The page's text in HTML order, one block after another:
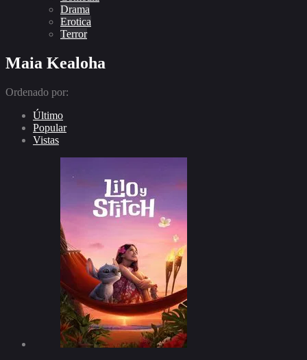
Drama
Erotica
Terror
Maia Kealoha
Ordenado por:
Último
Popular
Vistas